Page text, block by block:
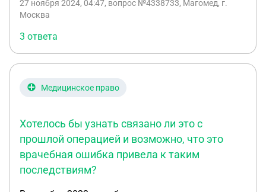
ребёнка но не сделали этого а дали лекарство
было два кесарево сечение вызвали роды связи с
этим у супруги открылось кровотечение и связи с
этим начали оперировать удалили матку и
задели мочевой пузырь связи с чем проходим
лечение и операцию третий раз но не помогает
памперсах. Что делать в этой ситуации? Заранее
спасибо
27 ноября 2024, 04:47, вопрос №4338733, Магомед, г.
Москва
3 ответа
Медицинское право
Хотелось бы узнать связано ли это с
прошлой операцией и возможно, что это
врачебная ошибка привела к таким
последствиям?